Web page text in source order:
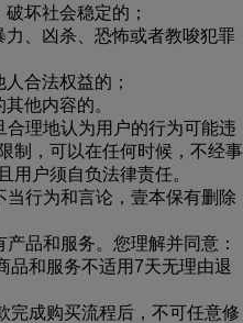
坏社会稳定的；
力、凶杀、恐怖或者教唆犯罪
合法权益的；
他内容的。
理地认为用户的行为可能违
制，可以在任何时候，不经事
用户须自负法律责任。
行为和言论，壹本保有删除
品和服务。您理解并同意：
品和服务不适用7天无理由退
完成购买流程后，不可任意修